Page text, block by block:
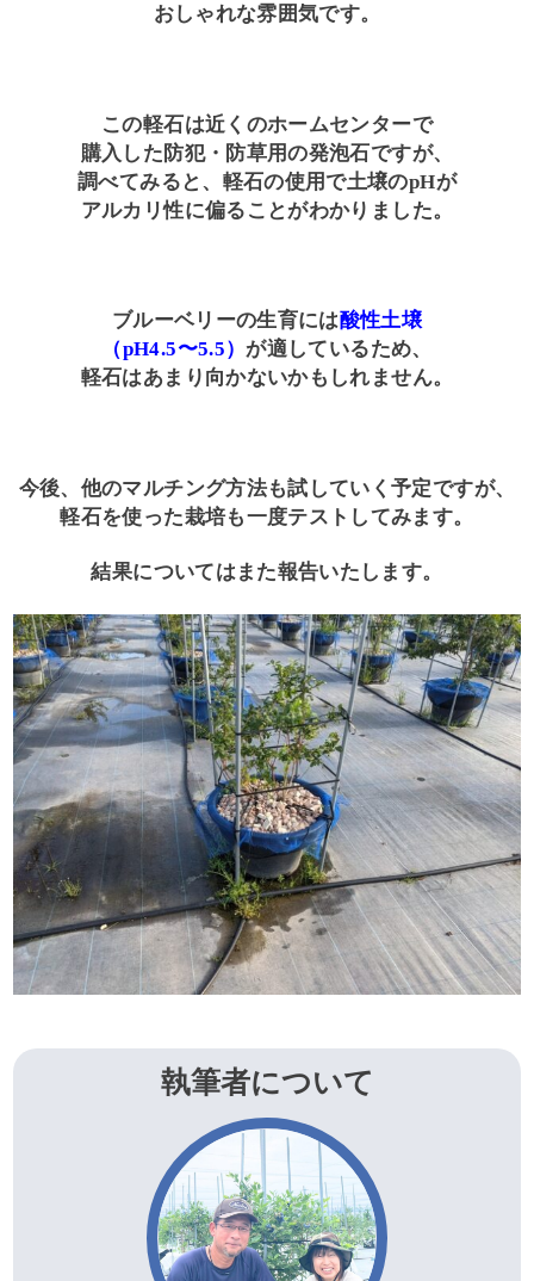
おしゃれな雰囲気です。
この軽石は近くのホームセンターで
購入した防犯・防草用の発泡石ですが、
調べてみると、軽石の使用で土壌のpHが
アルカリ性に偏ることがわかりました。
ブルーベリーの生育には酸性土壌
（pH4.5〜5.5）が適しているため、
軽石はあまり向かないかもしれません。
今後、他のマルチング方法も試していく予定ですが、
軽石を使った栽培も一度テストしてみます。
結果についてはまた報告いたします。
執筆者について